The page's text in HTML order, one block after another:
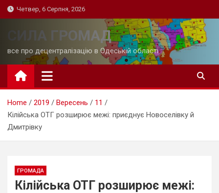
Skip
to
Четвер, 6 Серпня, 2026
СИЛА ГРОМАД
все про децентралізацію в Одеській області
Home 2019 Вересень
11
Кілійська ОТГ розширює межі: приєднує Новоселівку й
Дмитрівку
ГРОМАДА
Кілійська ОТГ розширює межі: